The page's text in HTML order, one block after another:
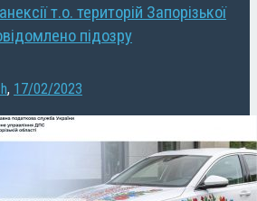
т.о. територій Запорізької
підозру
, 17/02/2023